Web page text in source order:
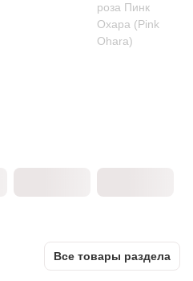
роза Пинк
Охара (Pink
Ohara)
Все товары раздела